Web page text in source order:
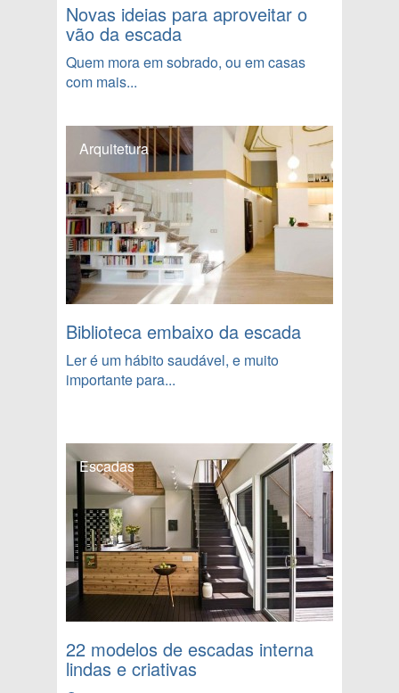
Novas ideias para aproveitar o
vão da escada
Quem mora em sobrado, ou em casas
com mais...
Arquitetura
Biblioteca embaixo da escada
Ler é um hábito saudável, e muito
importante para...
Escadas
22 modelos de escadas interna
lindas e criativas